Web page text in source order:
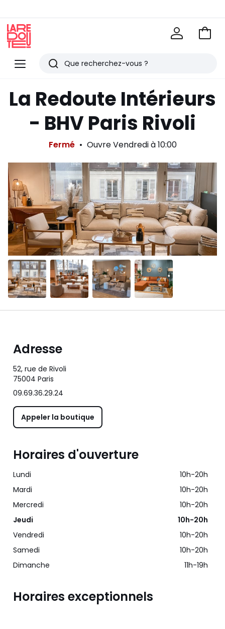
Menu
Redoute
Rechercher
articles
vus
Voir
La Redoute Intérieurs
- BHV Paris Rivoli
Fermé Ouvre Vendredi à 10:00
Adresse
52, rue de Rivoli
75004 Paris
09.69.36.29.24
Appeler la boutique
Horaires d'ouverture
Lundi
10h-20h
Mardi
10h-20h
Mercredi
10h-20h
Jeudi
10h-20h
Vendredi
10h-20h
Samedi
10h-20h
Dimanche
11h-19h
Horaires exceptionnels